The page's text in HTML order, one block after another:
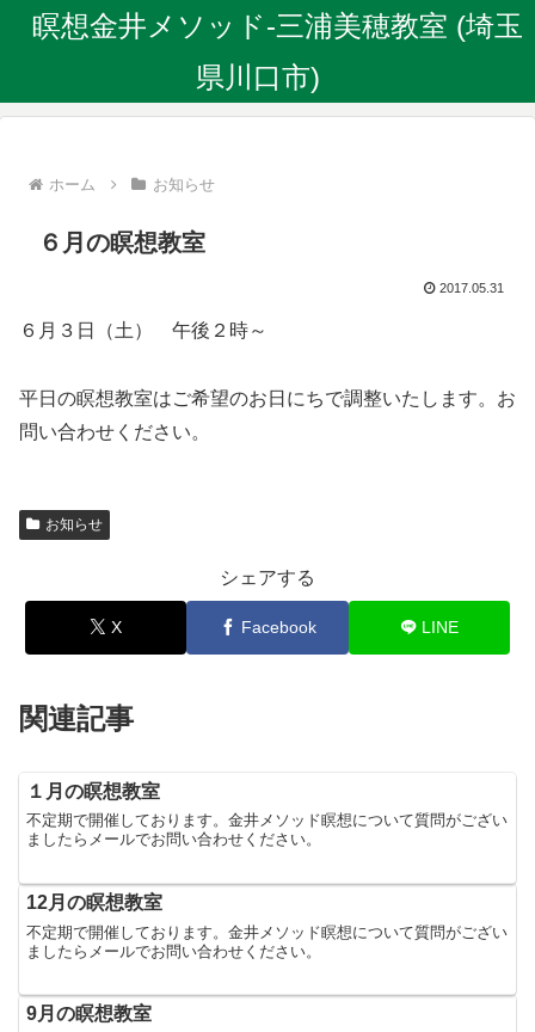
瞑想金井メソッド-三浦美穂教室 (埼玉
県川口市)
ホーム お知らせ
６月の瞑想教室
2017.05.31
６月３日（土） 午後２時～
平日の瞑想教室はご希望のお日にちで調整いたします。お
問い合わせください。
お知らせ
シェアする
X Facebook LINE
関連記事
１月の瞑想教室
不定期で開催しております。金井メソッド瞑想について質問がござい
ましたらメールでお問い合わせください。
12月の瞑想教室
不定期で開催しております。金井メソッド瞑想について質問がござい
ましたらメールでお問い合わせください。
9月の瞑想教室